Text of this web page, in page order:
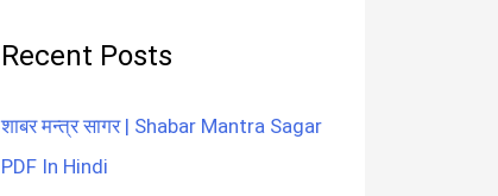
Recent Posts
शाबर मन्त्र सागर | Shabar Mantra Sagar
PDF In Hindi